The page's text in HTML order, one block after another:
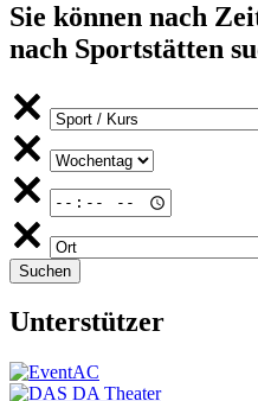
Sie können nach
nach Sportstätten
Unterstützer